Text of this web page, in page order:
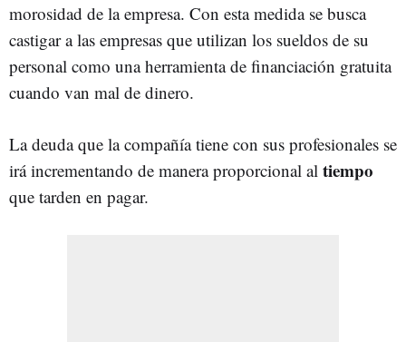
morosidad de la empresa. Con esta medida se busca
castigar a las empresas que utilizan los sueldos de su
personal como una herramienta de financiación gratuita
cuando van mal de dinero.
La deuda que la compañía tiene con sus profesionales se
irá incrementando de manera proporcional al tiempo
que tarden en pagar.